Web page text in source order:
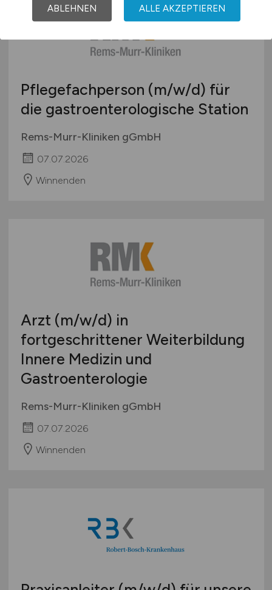
Pflegefachperson (m/w/d) für
die gastroenterologische Station
Rems-Murr-Kliniken gGmbH
07.07.2026
Winnenden
Arzt (m/w/d) in
fortgeschrittener Weiterbildung
Innere Medizin und
Gastroenterologie
Rems-Murr-Kliniken gGmbH
07.07.2026
Winnenden
ABLEHNEN ALLE AKZEPTIEREN